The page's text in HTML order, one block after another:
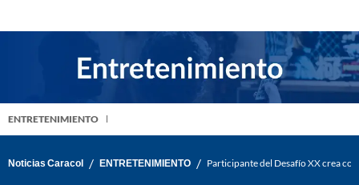
ENTRETENIMIENTO
Noticias Caracol / ENTRETENIMIENTO / Participante del Desafío XX crea